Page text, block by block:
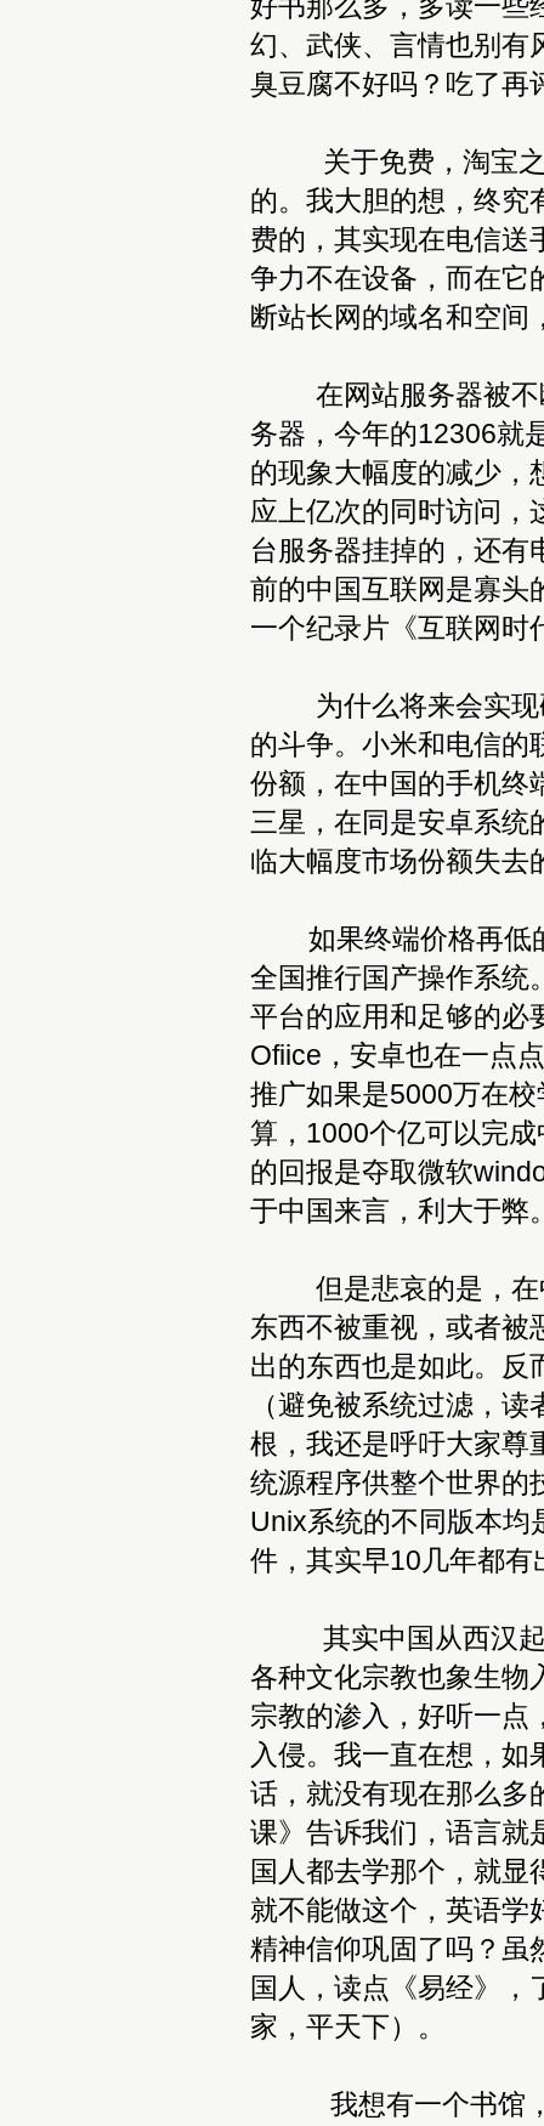
幻、武侠、言情也别有
臭豆腐不好吗？吃了再
关于免费，淘宝之
的。我大胆的想，终究
费的，其实现在电信送
争力不在设备，而在它
断站长网的域名和空间
在网站服务器被不断
务器，今年的12306就
的现象大幅度的减少，
应上亿次的同时访问，
台服务器挂掉的，还有
前的中国互联网是寡头
一个纪录片《互联网时
为什么将来会实现
的斗争。小米和电信的
份额，在中国的手机终
三星，在同是安卓系统
临大幅度市场份额失去
如果终端价格再低的
全国推行国产操作系统
平台的应用和足够的必
Ofiice，安卓也在一点
推广如果是5000万在
算，1000个亿可以完
的回报是夺取微软
于中国来言，利大于弊
但是悲哀的是，在中
东西不被重视，或者被
出的东西也是如此。反
（避免被系统过滤，
根，我还是呼吁大家尊
统源程序供整个世界的
Unix系统的不同版本均
件，其实早10几年都
其实中国从西汉起
各种文化宗教也象生物
宗教的渗入，好听一点
入侵。我一直在想，
话，就没有现在那么多
课》告诉我们，语言就
国人都去学那个，就显
就不能做这个，英语学
精神信仰巩固了吗？虽
国人，读点《易经》，
家，平天下）。
我想有一个书馆，